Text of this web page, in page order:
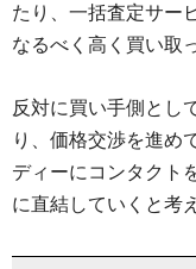
たり、一括査定サー
なるべく高く買い取
反対に買い手側とし
り、価格交渉を進め
ディーにコンタクト
に直結していくと考